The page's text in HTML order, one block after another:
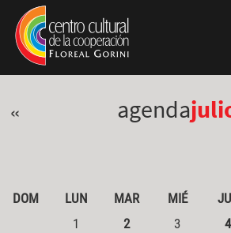
Pasar al contenido principal
Jump to main content
« agenda
DOM LUN MAR MIÉ
1
2 3 4